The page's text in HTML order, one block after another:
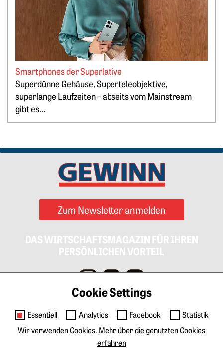
Springe zum Ende des Werbebanners
Smartphones der Superlative
Superdünne Gehäuse, Superteleobjektive,
superlange Laufzeiten – abseits vom Mainstream
gibt es...
Zum Newsletter anmelden
DAS WIRTSCHAFTSMAGAZIN FÜR IHREN
PERSÖNLICHEN VORTEIL
Kontakt
Anzeigen & Marketing
Cookie Settings
Essentiell Analytics Facebook
Statistik
Wir verwenden Cookies. Mehr über die genutzten Cookies
erfahren